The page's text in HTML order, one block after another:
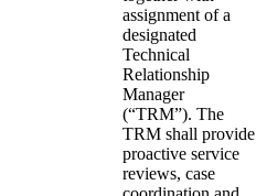
assignment of a
designated
Technical
Relationship
Manager
(“TRM”). The
TRM shall provide
proactive service
reviews, case